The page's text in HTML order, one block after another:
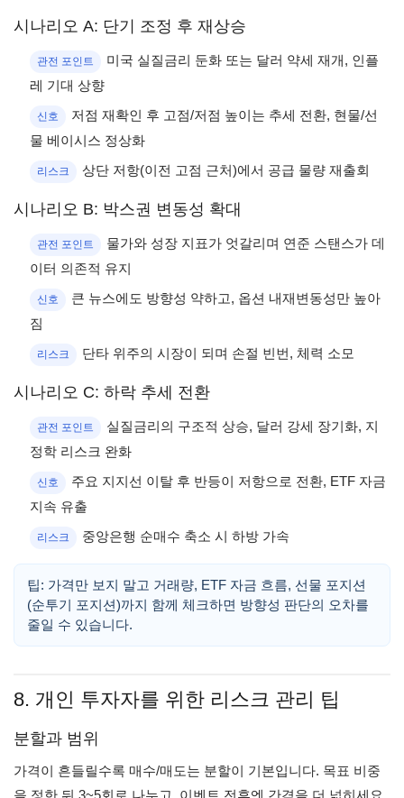
시나리오 A: 단기 조정 후 재상승
관전 포인트
미국 실질금리 둔화 또는 달러 약세 재개, 인플
레 기대 상향
신호
저점 재확인 후 고점/저점 높이는 추세 전환, 현물/선
물 베이시스 정상화
리스크 상단 저항(이전 고점 근처)에서 공급 물량 재출회
시나리오 B: 박스권 변동성 확대
관전 포인트
물가와 성장 지표가 엇갈리며 연준 스탠스가 데
이터 의존적 유지
신호
큰 뉴스에도 방향성 약하고, 옵션 내재변동성만 높아
짐
리스크 단타 위주의 시장이 되며 손절 빈번, 체력 소모
시나리오 C: 하락 추세 전환
관전 포인트
실질금리의 구조적 상승, 달러 강세 장기화, 지
정학 리스크 완화
신호
주요 지지선 이탈 후 반등이 저항으로 전환, ETF 자금
지속 유출
리스크 중앙은행 순매수 축소 시 하방 가속
팁: 가격만 보지 말고 거래량, ETF 자금 흐름, 선물 포지션
(순투기 포지션)까지 함께 체크하면 방향성 판단의 오차를
줄일 수 있습니다.
8. 개인 투자자를 위한 리스크 관리 팁
분할과 범위
가격이 흔들릴수록 매수/매도는 분할이 기본입니다. 목표 비중